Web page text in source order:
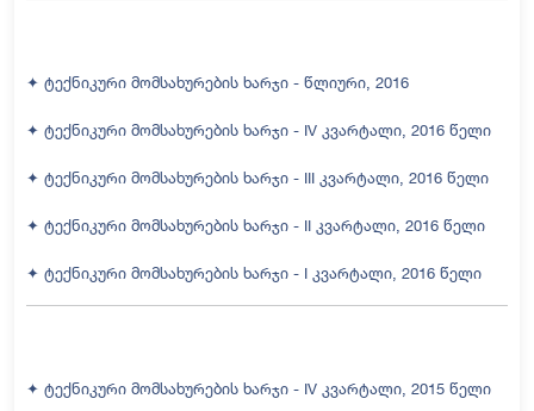
✦ ტექნიკური მომსახურების ხარჯი - წლიური, 2016
✦ ტექნიკური მომსახურების ხარჯი - IV კვარტალი, 2016 წელი
✦ ტექნიკური მომსახურების ხარჯი - III კვარტალი, 2016 წელი
✦ ტექნიკური მომსახურების ხარჯი - II კვარტალი, 2016 წელი
✦ ტექნიკური მომსახურების ხარჯი - I კვარტალი, 2016 წელი
✦ ტექნიკური მომსახურების ხარჯი - IV კვარტალი, 2015 წელი